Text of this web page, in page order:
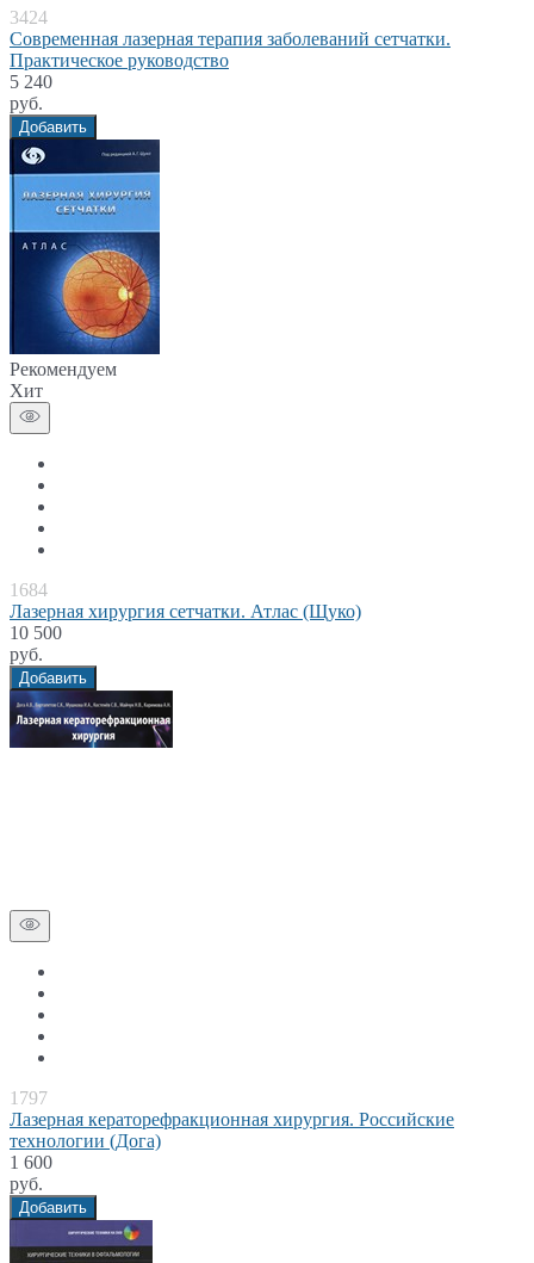
3424
Современная лазерная терапия заболеваний сетчатки.
Практическое руководство
5 240
руб.
Добавить
Рекомендуем
Хит
1684
Лазерная хирургия сетчатки. Атлас (Щуко)
10 500
руб.
Добавить
1797
Лазерная кераторефракционная хирургия. Российские
технологии (Дога)
1 600
руб.
Добавить